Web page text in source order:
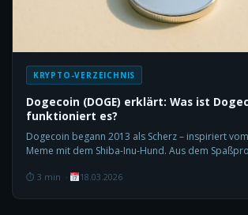
KRYPTO-VERZEICHNIS
Dogecoin (DOGE) erklärt: Was ist
funktioniert es?
Dogecoin begann 2013 als Scherz – inspiriert
Meme mit dem Shiba-Inu-Hund. Aus dem
⏱ 3 min · 18.03.2026